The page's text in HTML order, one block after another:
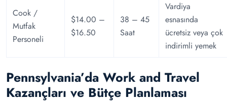
Cook /
Mutfak
Personeli
$14.00 –
$16.50
38 – 45
Saat
Vardiya
esnasında
ücretsiz veya çok
indirimli yemek
Pennsylvania’da Work and Travel
Kazançları ve Bütçe Planlaması